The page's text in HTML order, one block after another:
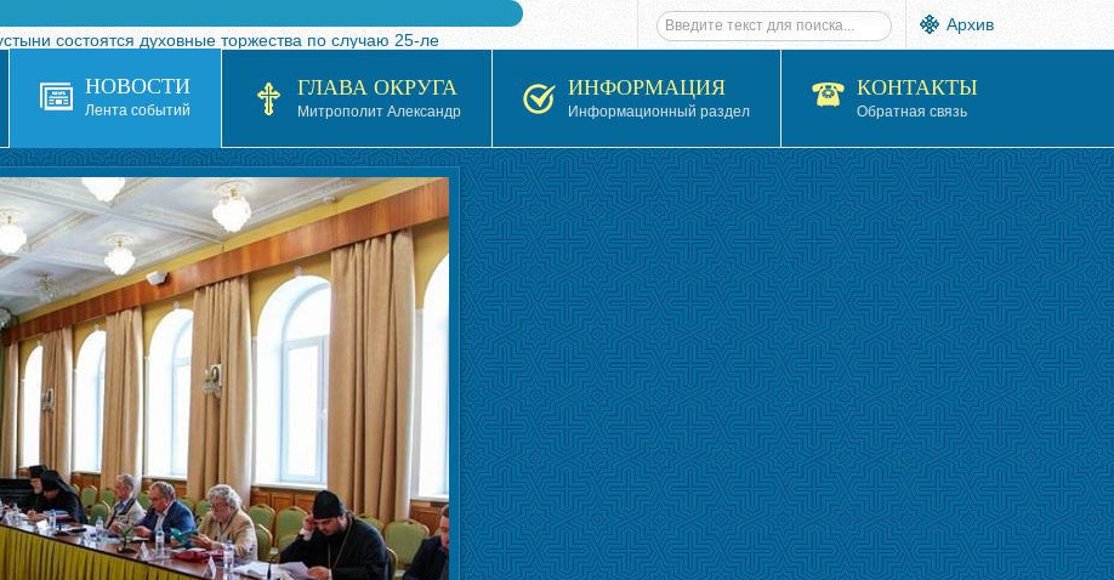
состоятся духовные торжества по случаю 25-ле
турнира по волейболу, посвященного 25-летию обр
в Казахстане»
епархией Русской Православной Церкви в 1927–19
документов на 2026-2027 учебный год
Архив
НОВОСТИ
Лента событий
ГЛАВА ОКРУГА
Митрополит Александр
ИНФОРМАЦИЯ
Информационный раздел
КОНТАКТЫ
Обратная связь